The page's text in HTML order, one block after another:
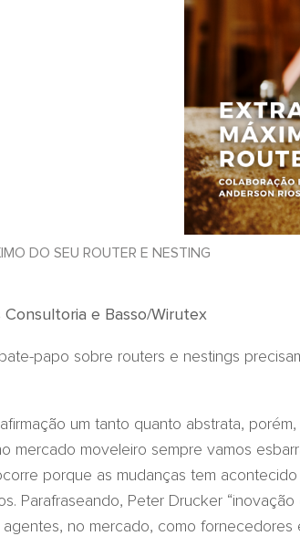
DO SEU ROUTER E NESTING
Consultoria e Basso/Wirutex
papo sobre routers e nestings
um tanto quanto abstrata,
mercado moveleiro sempre vamos
porque as mudanças tem
Parafraseando, Peter Drucker
no mercado, como fornecedores